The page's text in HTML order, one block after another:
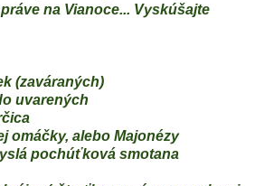
na Vianoce... Vyskúšajte
(zaváraných)
uvarených
omáčky, alebo Majonézy
pochúťková smotana